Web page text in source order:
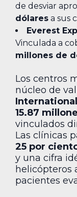
de desviar
dólares a sus
Everest
Vinculada a
millones de
Los centros
núcleo de
15.87
vinculados
Las clínicas
25 por
y una cifra
helicópteros
pacientes